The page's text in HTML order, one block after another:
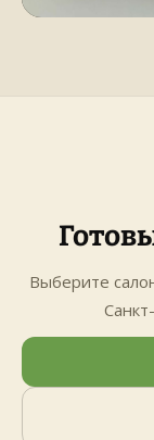
Выберите